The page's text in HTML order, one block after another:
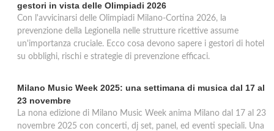
gestori in vista delle Olimpiadi 2026
Con l'avvicinarsi delle Olimpiadi Milano-Cortina 2026, la
prevenzione della Legionella nelle strutture ricettive assume
un'importanza cruciale. Ecco cosa devono sapere i gestori di hotel
su obblighi, rischi e strategie di prevenzione efficaci.
Milano Music Week 2025: una settimana di musica dal 17 al
23 novembre
La nona edizione di Milano Music Week anima Milano dal 17 al 23
novembre 2025 con concerti, dj set, panel, ed eventi speciali. Una